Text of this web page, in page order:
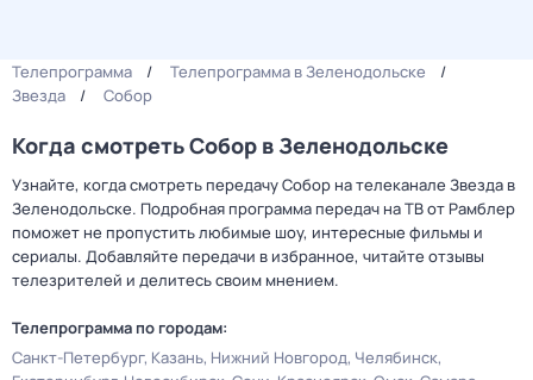
Телепрограмма
Телепрограмма в Зеленодольске
Звезда
Собор
Когда смотреть Собор в Зеленодольске
Узнайте, когда смотреть передачу Собор на телеканале Звезда в
Зеленодольске. Подробная программа передач на ТВ от Рамблер
поможет не пропустить любимые шоу, интересные фильмы и
сериалы. Добавляйте передачи в избранное, читайте отзывы
телезрителей и делитесь своим мнением.
Телепрограмма по городам:
Санкт-Петербург Казань Нижний Новгород Челябинск